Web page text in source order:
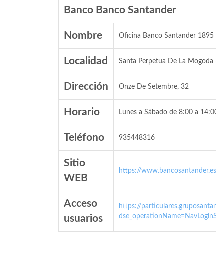
Banco Banco Santander
Nombre Oficina Banco Santander 1895
Localidad Santa Perpetua De La Mogoda
Dirección Onze De Setembre, 32
Horario Lunes a Sábado de 8:00 a
Teléfono 935448316
Sitio
WEB
https://
Acceso
usuarios
https://